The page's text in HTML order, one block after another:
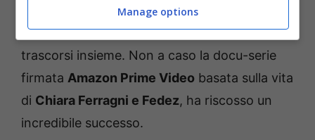
Ecco perchè sono così seguiti, la loro è una
famiglia serena, felice, che vive dei momenti
trascorsi insieme. Non a caso la docu-serie
firmata Amazon Prime Video basata sulla vita
di Chiara Ferragni e Fedez, ha riscosso un
incredibile successo.
Manage options